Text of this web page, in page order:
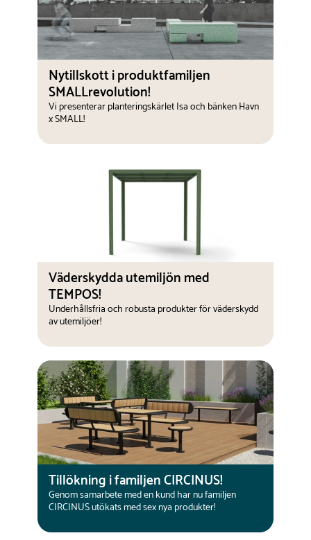
Nytillskott i produktfamiljen
SMALLrevolution!
Vi presenterar planteringskärlet Isa och bänken Havn
x SMALL!
Väderskydda utemiljön med
TEMPOS!
Underhållsfria och robusta produkter för väderskydd
av utemiljöer!
Tillökning i familjen CIRCINUS!
Genom samarbete med en kund har nu familjen
CIRCINUS utökats med sex nya produkter!